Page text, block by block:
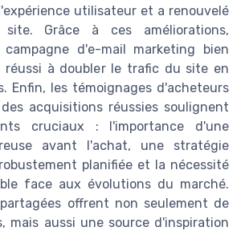
utilisateur et a renouvelé
Grâce à ces améliorations,
d'e-mail marketing bien
réussi à doubler le trafic du site en
Enfin, les témoignages d'acheteurs
acquisitions réussies soulignent
cruciaux : l'importance d'une
avant l'achat, une stratégie
planifiée et la nécessité
face aux évolutions du marché.
offrent non seulement de
mais aussi une source d'inspiration